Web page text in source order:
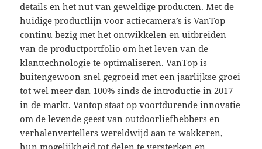
details en het nut van geweldige producten. Met de
huidige productlijn voor actiecamera’s is VanTop
continu bezig met het ontwikkelen en uitbreiden
van de productportfolio om het leven van de
klanttechnologie te optimaliseren. VanTop is
buitengewoon snel gegroeid met een jaarlijkse groei
tot wel meer dan 100% sinds de introductie in 2017
in de markt. Vantop staat op voortdurende innovatie
om de levende geest van outdoorliefhebbers en
verhalenvertellers wereldwijd aan te wakkeren,